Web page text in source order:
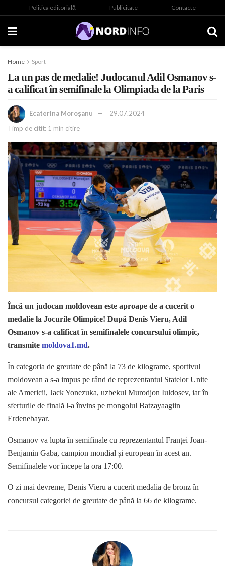
Politica editorială Publicitate Contacte
Home Sport
La un pas de medalie! Judocanul Adil Osmanov s-
a calificat în semifinale la Olimpiada de la Paris
Ecaterina Moroșanu
29.07.2024
Timp de citit: 1 min citire
Încă un judocan moldovean este aproape de a cucerit o
medalie la Jocurile Olimpice! După Denis Vieru, Adil
Osmanov s-a calificat în semifinalele concursului olimpic,
transmite moldova1.md.
În categoria de greutate de până la 73 de kilograme, sportivul
moldovean a s-a impus pe rând de reprezentantul Statelor Unite
ale Americii, Jack Yonezuka, uzbekul Murodjon Iuldoșev, iar în
sferturile de finală l-a învins pe mongolul Batzayaagiin
Erdenebayar.
Osmanov va lupta în semifinale cu reprezentantul Franței Joan-
Benjamin Gaba, campion mondial și european în acest an.
Semifinalele vor începe la ora 17:00.
O zi mai devreme, Denis Vieru a cucerit medalia de bronz în
concursul categoriei de greutate de până la 66 de kilograme.